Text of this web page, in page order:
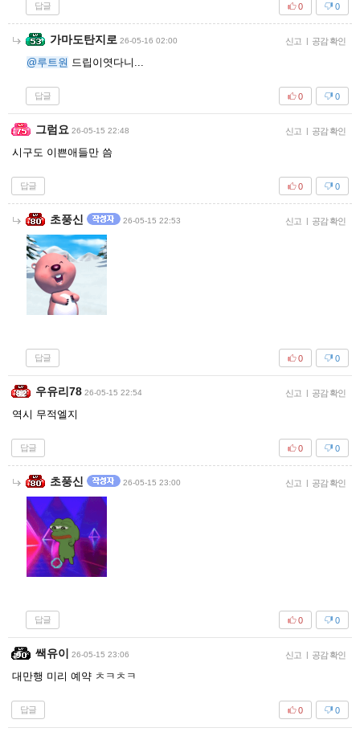
답글 0
0
가마도탄지로 26-05-16 02:00 신고 | 공감 확인
@루트원 드립이엿다니...
답글 0
0
그럼요 26-05-15 22:48 신고 | 공감 확인
시구도 이쁜애들만 씀
답글 0
0
초풍신 26-05-15 22:53 신고 | 공감 확인
답글 0
0
우유리78 26-05-15 22:54 신고 | 공감 확인
역시 무적엘지
답글 0
0
초풍신 26-05-15 23:00 신고 | 공감 확인
답글 0
0
쌕유이 26-05-15 23:06 신고 | 공감 확인
대만행 미리 예약 ㅊㅋㅊㅋ
답글 0
0